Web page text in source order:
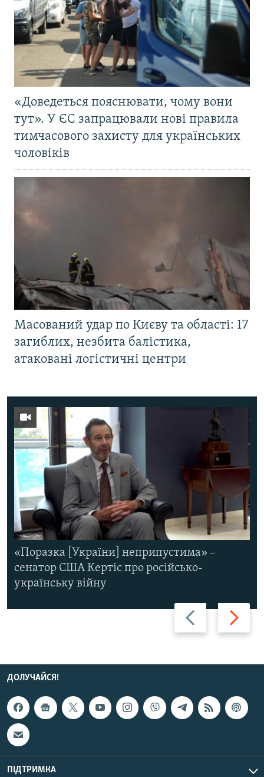
«Доведеться пояснювати, чому вони
тут». У ЄС запрацювали нові правила
тимчасового захисту для українських
чоловіків
Масований удар по Києву та області: 17
загиблих, незбита балістика,
атаковані логістичні центри
Назад Вперед
«Поразка [України] неприпустима» –
сенатор США Кертіс про російсько-
українську війну
ДОЛУЧАЙСЯ!
ПІДТРИМКА